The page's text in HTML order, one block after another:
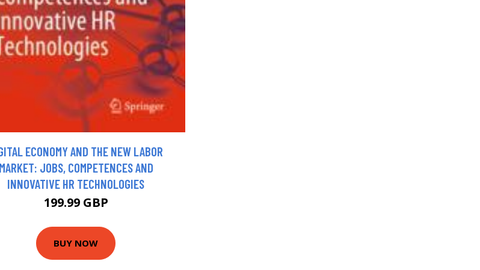
ECONOMY AND THE NEW LABOR
MARKET: JOBS, COMPETENCES AND
INNOVATIVE HR TECHNOLOGIES
199.99 GBP
BUY NOW